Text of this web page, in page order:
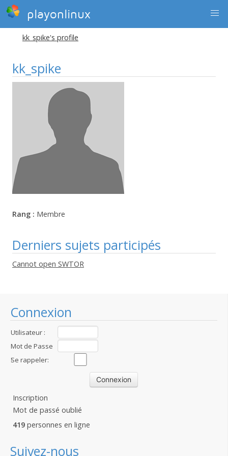
playonlinux
Connexion
Utilisateur :
Mot de Passe
:Se rappeler:
Inscription
Mot de passé oublié
419 personnes en ligne
Suivez-nous
kk_spike's profile
kk_spike
Rang : Membre
Derniers sujets participés
Cannot open SWTOR